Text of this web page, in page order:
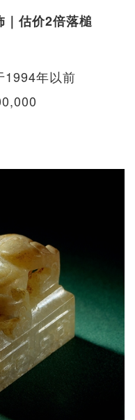
估价2倍落槌
1994年以前